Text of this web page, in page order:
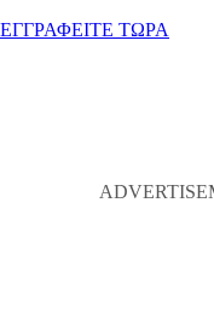
ΕΓΓΡΑΦΕΙΤΕ ΤΩΡΑ